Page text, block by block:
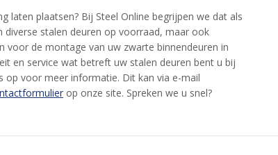
laten plaatsen? Bij Steel Online begrijpen we dat als
diverse stalen deuren op voorraad, maar ook
de montage van uw zwarte binnendeuren in
en service wat betreft uw stalen deuren bent u bij
op voor meer informatie. Dit kan via e-mail
op onze site. Spreken we u snel?